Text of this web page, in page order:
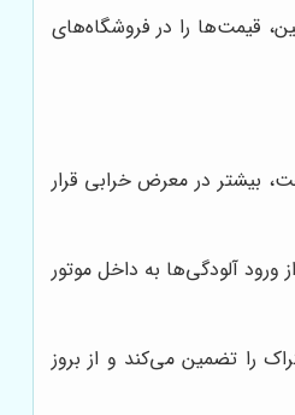
قیمت‌ها را در فروشگاه‌های
بیشتر در معرض خرابی قرار
آلودگی‌ها به داخل موتور
را تضمین می‌کند و از بروز